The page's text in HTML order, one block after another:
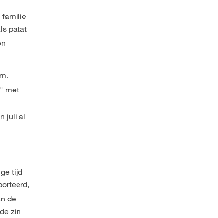
familie
patat
met
juli al
tijd
de
zin